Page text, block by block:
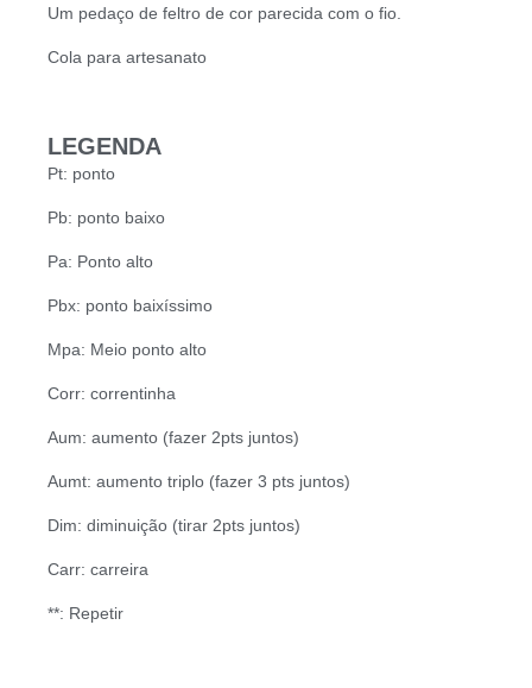
Um pedaço de feltro de cor parecida com o fio.
Cola para artesanato
LEGENDA
Pt: ponto
Pb: ponto baixo
Pa: Ponto alto
Pbx: ponto baixíssimo
Mpa: Meio ponto alto
Corr: correntinha
Aum: aumento (fazer 2pts juntos)
Aumt: aumento triplo (fazer 3 pts juntos)
Dim: diminuição (tirar 2pts juntos)
Carr: carreira
**: Repetir